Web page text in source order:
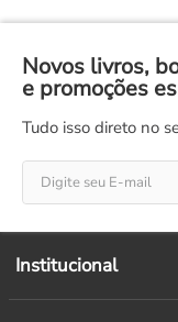
Novos livros,
e promoções
Tudo isso direto no
Institucional